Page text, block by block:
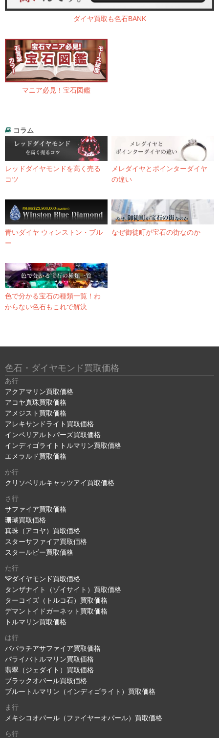
ダイヤ買取も色石BANK
マニア必見！宝石図鑑
コラム
レッドダイヤモンドを高く売る
コツ
メレダイヤとポインターダイヤ
の違い
青いダイヤ ウィンストン・ブル
ー
なぜ御徒町が宝石の街なのか
色で分かる宝石の種類一覧！わ
からない色石もこれで解決
色石・ダイヤモンド買取価格
あ行
アクアマリン買取価格
アコヤ真珠買取価格
アメジスト買取価格
アレキサンドライト買取価格
インペリアルトパーズ買取価格
インディゴライトトルマリン買取価格
エメラルド買取価格
か行
クリソベリルキャッツアイ買取価格
さ行
サファイア買取価格
珊瑚買取価格
真珠（アコヤ）買取価格
スターサファイア買取価格
スタールビー買取価格
た行
ダイヤモンド買取価格
タンザナイト（ゾイサイト）買取価格
ターコイズ（トルコ石）買取価格
デマントイドガーネット買取価格
トルマリン買取価格
は行
パパラチアサファイア買取価格
パライバトルマリン買取価格
翡翠（ジェダイト）買取価格
ブラックオパール買取価格
ブルートルマリン（インディゴライト）買取価格
ま行
メキシコオパール（ファイヤーオパール）買取価格
ら行